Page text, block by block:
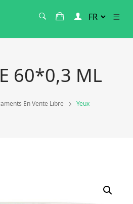
60*0,3 ML
En Vente Libre Yeux